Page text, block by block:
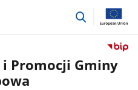
przejdź
Przejdź
do
Promocji Gminy